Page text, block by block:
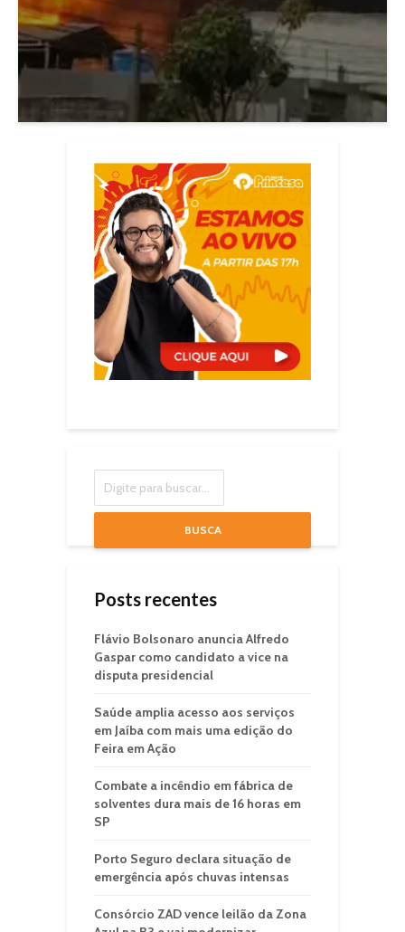
BUSCA
Posts recentes
Flávio Bolsonaro anuncia Alfredo
Gaspar como candidato a vice na
disputa presidencial
Saúde amplia acesso aos serviços
em Jaíba com mais uma edição do
Feira em Ação
Combate a incêndio em fábrica de
solventes dura mais de 16 horas em
SP
Porto Seguro declara situação de
emergência após chuvas intensas
Consórcio ZAD vence leilão da Zona